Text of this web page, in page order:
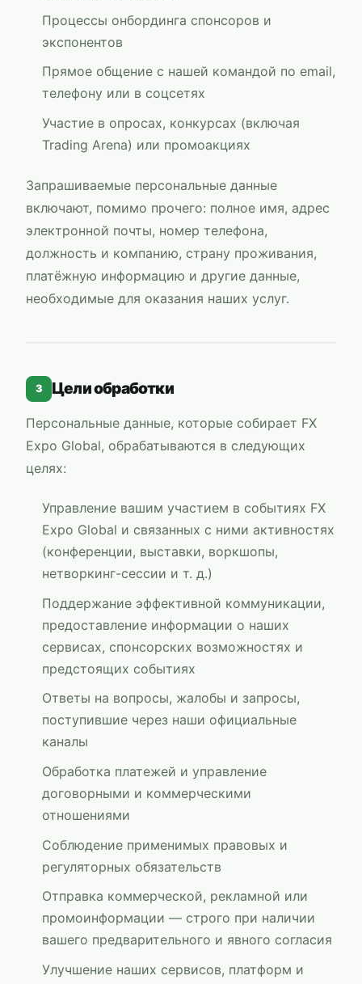
Процессы онбординга спонсоров и
экспонентов
Прямое общение с нашей командой по email,
телефону или в соцсетях
Участие в опросах, конкурсах (включая
Trading Arena) или промоакциях
Запрашиваемые персональные данные
включают, помимо прочего: полное имя, адрес
электронной почты, номер телефона,
должность и компанию, страну проживания,
платёжную информацию и другие данные,
необходимые для оказания наших услуг.
3 Цели обработки
Персональные данные, которые собирает FX
Expo Global, обрабатываются в следующих
целях:
Управление вашим участием в событиях FX
Expo Global и связанных с ними активностях
(конференции, выставки, воркшопы,
нетворкинг-сессии и т. д.)
Поддержание эффективной коммуникации,
предоставление информации о наших
сервисах, спонсорских возможностях и
предстоящих событиях
Ответы на вопросы, жалобы и запросы,
поступившие через наши официальные
каналы
Обработка платежей и управление
договорными и коммерческими
отношениями
Соблюдение применимых правовых и
регуляторных обязательств
Отправка коммерческой, рекламной или
промоинформации — строго при наличии
вашего предварительного и явного согласия
Улучшение наших сервисов, платформ и